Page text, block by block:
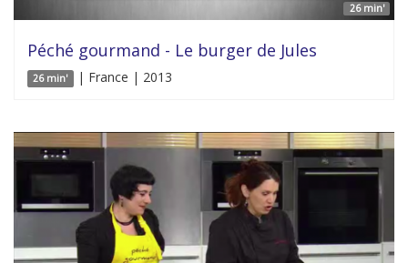
26 min'
Péché gourmand - Le burger de Jules
26 min' | France | 2013